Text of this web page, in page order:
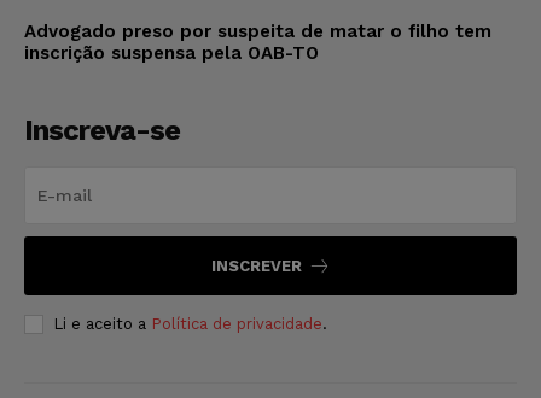
Advogado preso por suspeita de matar o filho tem
inscrição suspensa pela OAB-TO
Inscreva-se
INSCREVER
Li e aceito a Política de privacidade.